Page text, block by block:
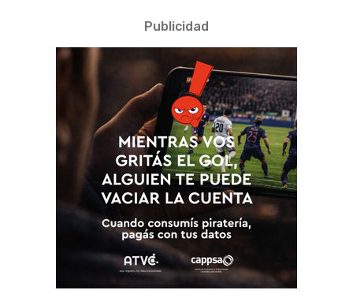
Publicidad